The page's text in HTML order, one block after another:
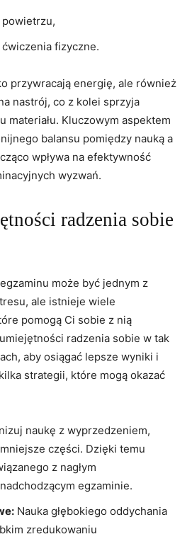
fizyczne.
‍przywracają energię,⁤ ale również
⁣nastrój, co⁤ z kolei sprzyja
materiału.⁤ Kluczowym aspektem
balansu pomiędzy nauką a
wpływa na efektywność
wyzwań.
radzenia sobie‌
może być jednym ⁢z
ale istnieje wiele
pomogą​ Ci sobie z⁢ nią
radzenia sobie w tak
aby osiągać ⁤lepsze wyniki ​i
strategii, które mogą okazać
naukę z wyprzedzeniem,
​części. Dzięki temu⁤
z ‌nagłym
egzaminie.
Nauka głębokiego oddychania
zredukowaniu